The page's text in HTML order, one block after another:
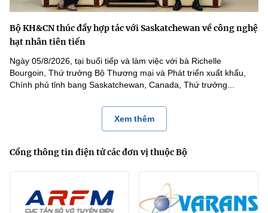
Bộ KH&CN thúc đẩy hợp tác với Saskatchewan về công nghệ
hạt nhân tiên tiến
Ngày 05/8/2026, tại buổi tiếp và làm việc với bà Richelle
Bourgoin, Thứ trưởng Bộ Thương mại và Phát triển xuất khẩu,
Chính phủ tỉnh bang Saskatchewan, Canada, Thứ trưởng...
Xem thêm
Cổng thông tin điện tử các đơn vị thuộc Bộ